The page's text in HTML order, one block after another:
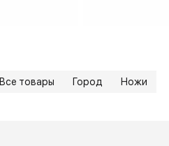
Все товары Город Ножи